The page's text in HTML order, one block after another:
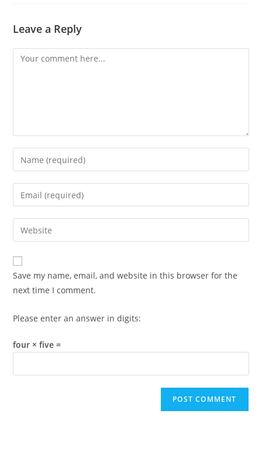
Leave a Reply
Comment
Enter
your
name
comment
Enter
your
email
address
comment
Enter
your
website
URL
(optional)
Save my name, email, and website in this browser for the
next time I comment.
Please enter an answer in digits:
four × five =